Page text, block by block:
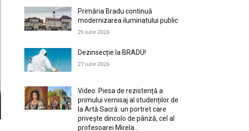
Primăria Bradu continuă
modernizarea iluminatului public
29 iulie 2026
Dezinsecție la BRADU!
27 iulie 2026
Video. Piesa de rezistență a
primului vernisaj al studenților de
la Artă Sacră: un portret care
privește dincolo de pânză, cel al
profesoarei Mirela...